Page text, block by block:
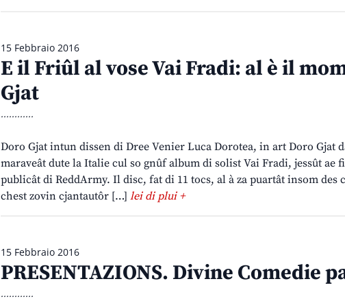
15 Febbraio 2016
E il Friûl al vose Vai Fradi: al è il
Gjat
............
Doro Gjat intun dissen di Dree Venier Luca Dorotea, in art Doro Gjat
maraveât dute la Italie cul so gnûf album di solist Vai Fradi, jessût ae
publicât di ReddArmy. Il disc, fat di 11 tocs, al à za puartât insom des
chest zovin cjantautôr […] lei di plui +
15 Febbraio 2016
PRESENTAZIONS. Divine Comedie
............